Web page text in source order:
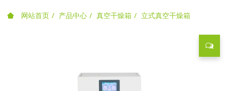
网站首页 产品中心 真空干燥箱 立式真空干燥箱